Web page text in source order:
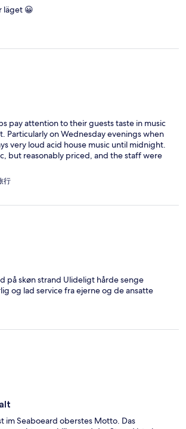
läget 😀
pay attention to their guests taste in music
Particularly on Wednesday evenings when
very loud acid house music until midnight.
but reasonably priced, and the staff were
行
på skøn strand Ulideligt hårde senge
og lad service fra ejerne og de ansatte
im Seaboeard oberstes Motto. Das